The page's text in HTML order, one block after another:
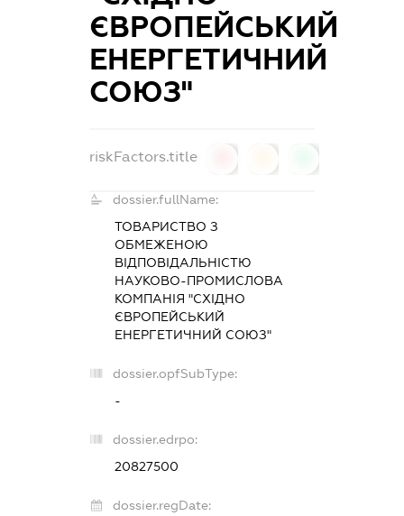
ЄВРОПЕЙСЬКИЙ
ЕНЕРГЕТИЧНИЙ
СОЮЗ"
riskFactors.title
dossier.fullName:
ТОВАРИСТВО З
ОБМЕЖЕНОЮ
ВІДПОВІДАЛЬНІСТЮ
НАУКОВО-ПРОМИСЛОВА
КОМПАНІЯ "СХІДНО
ЄВРОПЕЙСЬКИЙ
ЕНЕРГЕТИЧНИЙ СОЮЗ"
dossier.opfSubType:
-
dossier.edrpo:
20827500
dossier.regDate: